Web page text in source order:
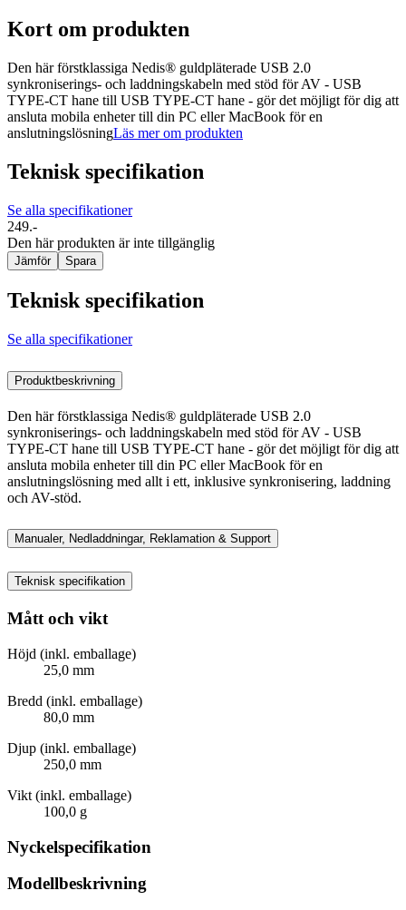
Kort om produkten
Den här förstklassiga Nedis® guldpläterade USB 2.0
synkroniserings- och laddningskabeln med stöd för AV - USB
TYPE-CT hane till USB TYPE-CT hane - gör det möjligt för dig att
ansluta mobila enheter till din PC eller MacBook för en
anslutningslösningLäs mer om produkten
Teknisk specifikation
Se alla specifikationer
249.-
Den här produkten är inte tillgänglig
Jämför Spara
Teknisk specifikation
Se alla specifikationer
Produktbeskrivning
Den här förstklassiga Nedis® guldpläterade USB 2.0
synkroniserings- och laddningskabeln med stöd för AV - USB
TYPE-CT hane till USB TYPE-CT hane - gör det möjligt för dig att
ansluta mobila enheter till din PC eller MacBook för en
anslutningslösning med allt i ett, inklusive synkronisering, laddning
och AV-stöd.
Manualer, Nedladdningar, Reklamation & Support
Teknisk specifikation
Mått och vikt
Höjd (inkl. emballage)
25,0 mm
Bredd (inkl. emballage)
80,0 mm
Djup (inkl. emballage)
250,0 mm
Vikt (inkl. emballage)
100,0 g
Nyckelspecifikation
Modellbeskrivning